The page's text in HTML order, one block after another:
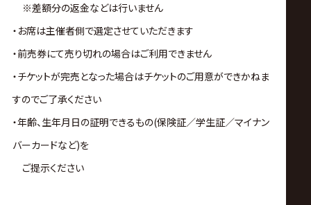
※差額分の返金などは行いません
・お席は主催者側で選定させていただきます
・前売券にて売り切れの場合はご利用できません
・チケットが完売となった場合はチケットのご用意ができかねま
すのでご了承ください
・年齢、生年月日の証明できるもの(保険証／学生証／マイナン
バーカードなど)を
ご提示ください